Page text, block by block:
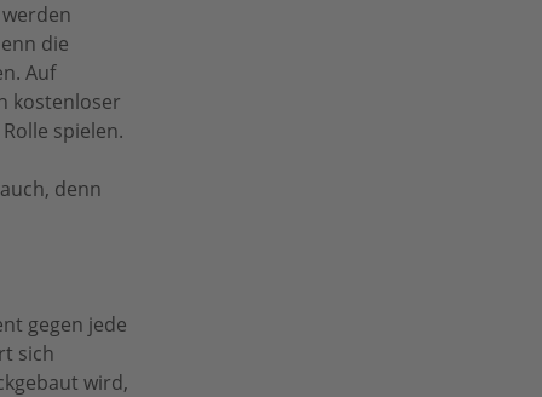
die
Auf
kostenloser
spielen.
denn
gegen jede
sich
wird,